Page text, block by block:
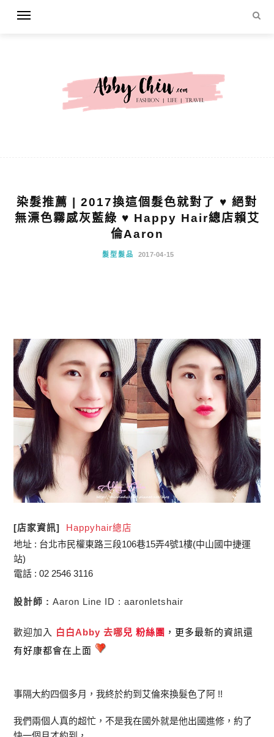
染髮推薦 | 2017換這個髮色就對了 ♥ 絕對
無漂色霧感灰藍綠 ♥ Happy Hair總店賴艾
倫Aaron
髮型髮品 2017-04-15
[店家資訊] Happyhair總店
地址 : 台北市民權東路三段106巷15弄4號1樓(中山國中捷運
站)
電話 : 02 2546 3116
設計師 : Aaron Line ID : aaronletshair
歡迎加入 白白Abby 去哪兒 粉絲團 ，更多最新的資訊還
有好康都會在上面
事隔大約四個多月，我終於約到艾倫來換髮色了阿 !!
我們兩個人真的超忙，不是我在國外就是他出國進修，約了